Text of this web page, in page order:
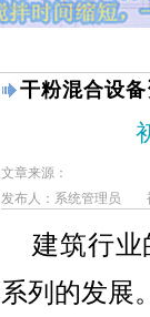
干粉混合设
文章来源：
发布人：系统管理员
建筑行
系列的发展